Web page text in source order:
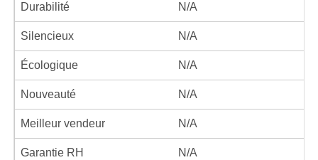
Durabilité N/A
Silencieux N/A
Écologique N/A
Nouveauté N/A
Meilleur vendeur N/A
Garantie RH N/A